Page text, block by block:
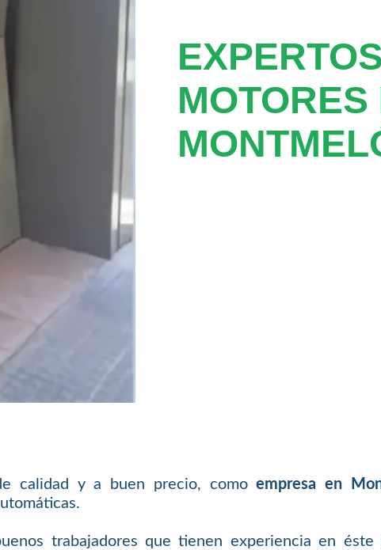
MOTORES
calidad y a buen precio, comoempresa en
trabajadores que tienen experiencia en